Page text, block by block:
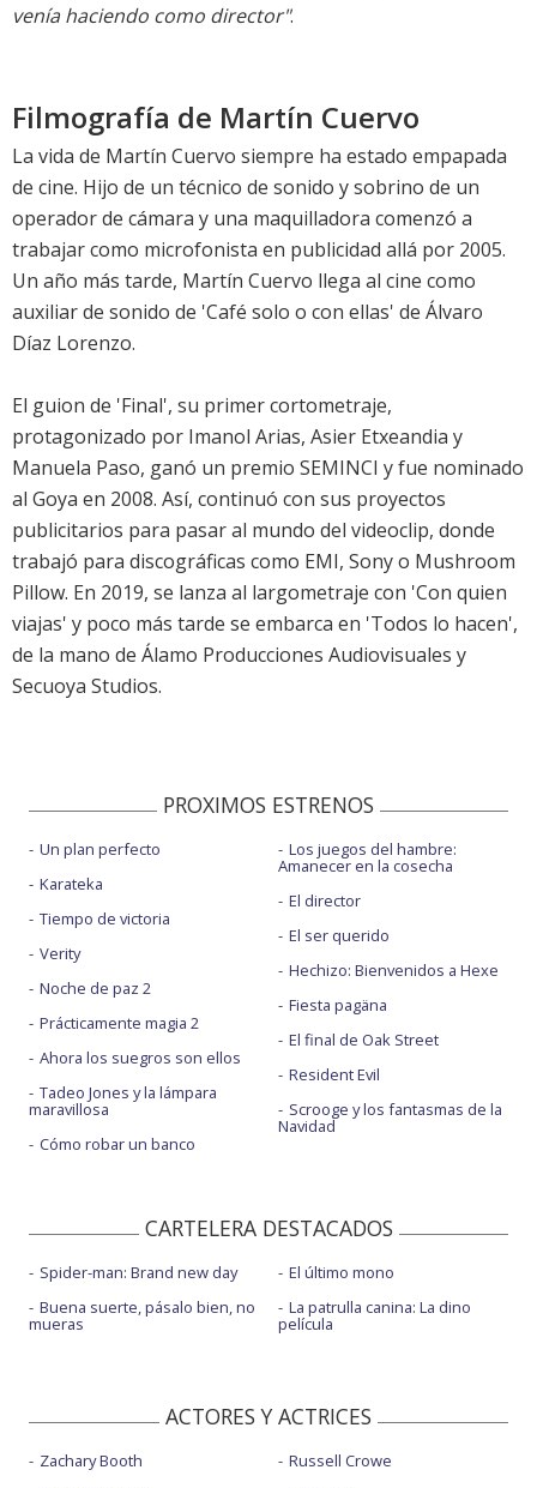
venía haciendo como director".
Filmografía de Martín Cuervo
La vida de Martín Cuervo siempre ha estado empapada
de cine. Hijo de un técnico de sonido y sobrino de un
operador de cámara y una maquilladora comenzó a
trabajar como microfonista en publicidad allá por 2005.
Un año más tarde, Martín Cuervo llega al cine como
auxiliar de sonido de 'Café solo o con ellas' de Álvaro
Díaz Lorenzo.
El guion de 'Final', su primer cortometraje,
protagonizado por Imanol Arias, Asier Etxeandia y
Manuela Paso, ganó un premio SEMINCI y fue nominado
al Goya en 2008. Así, continuó con sus proyectos
publicitarios para pasar al mundo del videoclip, donde
trabajó para discográficas como EMI, Sony o Mushroom
Pillow. En 2019, se lanza al largometraje con 'Con quien
viajas' y poco más tarde se embarca en 'Todos lo hacen',
de la mano de Álamo Producciones Audiovisuales y
Secuoya Studios.
PROXIMOS ESTRENOS
Un plan perfecto
Karateka
Tiempo de victoria
Verity
Noche de paz 2
Prácticamente magia 2
Ahora los suegros son ellos
Tadeo Jones y la lámpara
maravillosa
Cómo robar un banco
Los juegos del hambre:
Amanecer en la cosecha
El director
El ser querido
Hechizo: Bienvenidos a Hexe
Fiesta pagäna
El final de Oak Street
Resident Evil
Scrooge y los fantasmas de la
Navidad
CARTELERA DESTACADOS
Spider-man: Brand new day
Buena suerte, pásalo bien, no
mueras
El último mono
La patrulla canina: La dino
película
ACTORES Y ACTRICES
Zachary Booth
Russell Crowe